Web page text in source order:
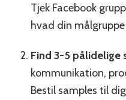
Tjek Facebook
hvad din
Find 3-5 pålidelige
kommunikation,
Bestil samples til